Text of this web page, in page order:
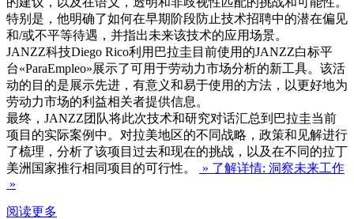
特别是，他明确了如何在早期阶段防止技术招聘中的潜在偏见
和/或不平等待遇，并指出未来该技术的应用场景。
JANZZ科技Diego Rico利用巴拉圭目前使用的JANZZ白标平
台«ParaEmpleo»展示了可用于劳动力市场分析的新工具。该活
动的目的是展示先进，有意义和易于使用的方法，以更好地为
劳动力市场的利益相关者提供信息。
最终，JANZZ团队将此次技术和研究对话汇总到巴拉圭当前
项目的实际案例中。对拉美地区的不同战略，政策和见解进行
了梳理，分析了该项目过去和现在的挑战，以及在不同的拉丁
美洲国家推行相同项目的可行性。
» 了解详情: 洞察未来工作
»
阅读更多